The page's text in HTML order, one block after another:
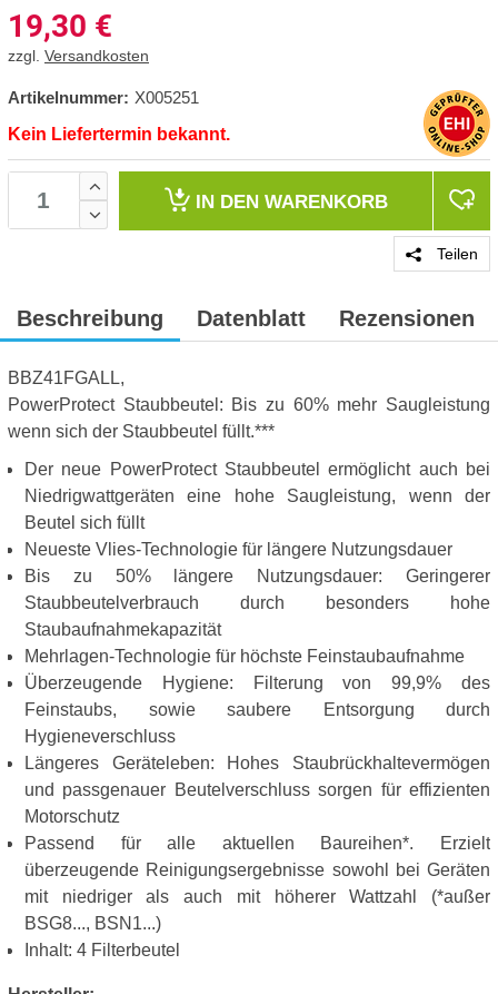
19,30 €
zzgl. Versandkosten
Artikelnummer: X005251
Kein Liefertermin bekannt.
IN DEN WARENKORB
Teilen
Beschreibung Datenblatt Rezensionen
BBZ41FGALL,
PowerProtect Staubbeutel: Bis zu 60% mehr Saugleistung
wenn sich der Staubbeutel füllt.***
Der neue PowerProtect Staubbeutel ermöglicht auch bei
Niedrigwattgeräten eine hohe Saugleistung, wenn der
Beutel sich füllt
Neueste Vlies-Technologie für längere Nutzungsdauer
Bis zu 50% längere Nutzungsdauer: Geringerer
Staubbeutelverbrauch durch besonders hohe
Staubaufnahmekapazität
Mehrlagen-Technologie für höchste Feinstaubaufnahme
Überzeugende Hygiene: Filterung von 99,9% des
Feinstaubs, sowie saubere Entsorgung durch
Hygieneverschluss
Längeres Geräteleben: Hohes Staubrückhaltevermögen
und passgenauer Beutelverschluss sorgen für effizienten
Motorschutz
Passend für alle aktuellen Baureihen*. Erzielt
überzeugende Reinigungsergebnisse sowohl bei Geräten
mit niedriger als auch mit höherer Wattzahl (*außer
BSG8..., BSN1...)
Inhalt: 4 Filterbeutel